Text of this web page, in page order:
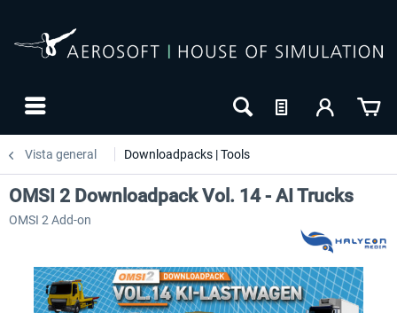
Vista general Downloadpacks | Tools
OMSI 2 Downloadpack Vol. 14 - AI Trucks
OMSI 2 Add-on